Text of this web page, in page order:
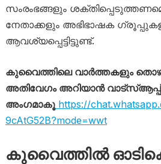
സംരംഭങ്ങളും
നേതാക്കളും അഭിഭാഷക
ആവശ്യപ്പെട്ടിട്ടുണ്ട്.
കുവൈത്തിലെ വാർത്തകളും
അതിവേഗം അറിയാൻ വാട്സ്ആപ്പ്
അംഗമാകൂhttps://
9cAtG52B?mode=wwt
കുവൈത്തിൽ